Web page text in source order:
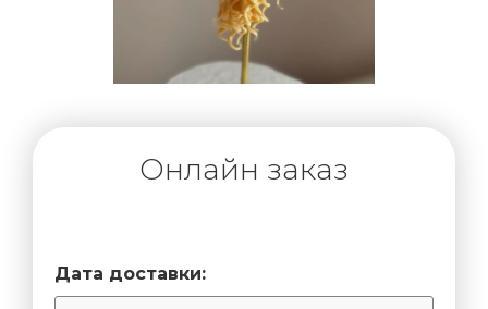
Онлайн заказ
Дата доставки: